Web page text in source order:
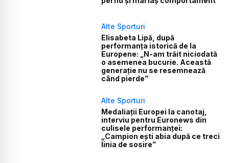
Alte Sporturi
Elisabeta Lipă, după
performanța istorică de la
Europene: „N-am trăit niciodată
o asemenea bucurie. Această
generație nu se resemnează
când pierde”
Alte Sporturi
Medaliații Europei la canotaj,
interviu pentru Euronews din
culisele performanței:
„Campion ești abia după ce treci
linia de sosire”